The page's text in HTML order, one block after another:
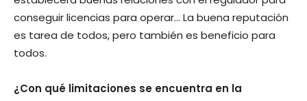
conseguir licencias para operar… La buena reputación
es tarea de todos, pero también es beneficio para
todos.
¿Con qué limitaciones se encuentra en la